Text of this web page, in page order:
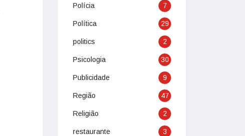
Polícia 7
Política 29
politics 2
Psicologia 30
Publicidade 9
Região 47
Religião 2
restaurante 3